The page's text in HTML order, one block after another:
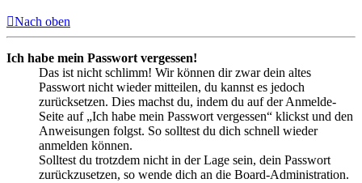
Nach oben
Ich habe mein Passwort vergessen!
Das ist nicht schlimm! Wir können dir zwar dein altes
Passwort nicht wieder mitteilen, du kannst es jedoch
zurücksetzen. Dies machst du, indem du auf der Anmelde-
Seite auf „Ich habe mein Passwort vergessen“ klickst und den
Anweisungen folgst. So solltest du dich schnell wieder
anmelden können.
Solltest du trotzdem nicht in der Lage sein, dein Passwort
zurückzusetzen, so wende dich an die Board-Administration.